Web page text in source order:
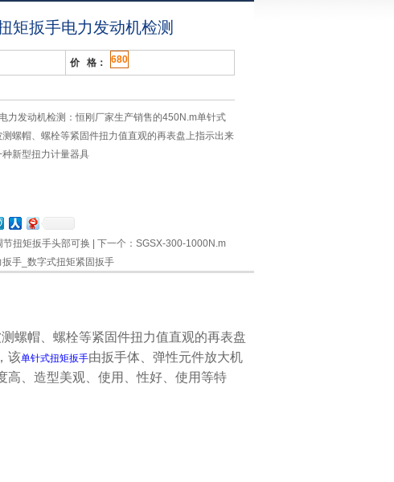
矩扳手电力发动机检测
价 格： 680
力发动机检测：恒刚厂家生产销售的450N.m单针式
螺帽、螺栓等紧固件扭力值直观的再表盘上指示出来
新型扭力计量器具
扭矩扳手头部可换 | 下一个： SGSX-300-1000N.m
手_数字式扭矩紧固扳手
螺帽、螺栓等紧固件扭力值直观的再表盘
该单针式扭矩扳手由扳手体、弹性元件放大机
高、造型美观、使用、性好、使用等特